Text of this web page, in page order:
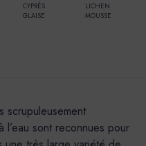
CYPRÈS
GLAISE
LICHEN
MOUSSE
scrupuleusement
l’eau sont reconnues pour